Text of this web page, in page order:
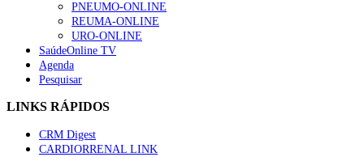
PNEUMO-ONLINE
REUMA-ONLINE
URO-ONLINE
SaúdeOnline TV
Agenda
Pesquisar
LINKS RÁPIDOS
CRM Digest
CARDIORRENAL LINK